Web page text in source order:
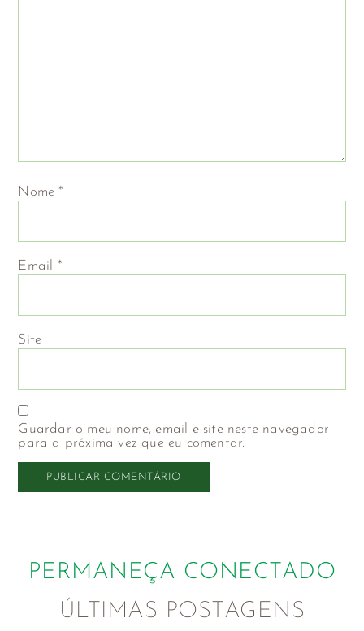
Nome*
Email *
Site
Guardar o meu nome, email e site neste navegador
para a próxima vez que eu comentar.
PERMANEÇA CONECTADO
ÚLTIMAS POSTAGENS